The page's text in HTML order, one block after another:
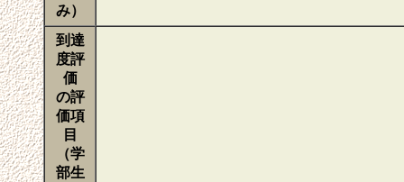
み）
到達
度評
価
の評
価項
目
（学
部生